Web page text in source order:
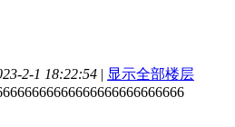
2-1 18:22:54 | 显示全部楼层